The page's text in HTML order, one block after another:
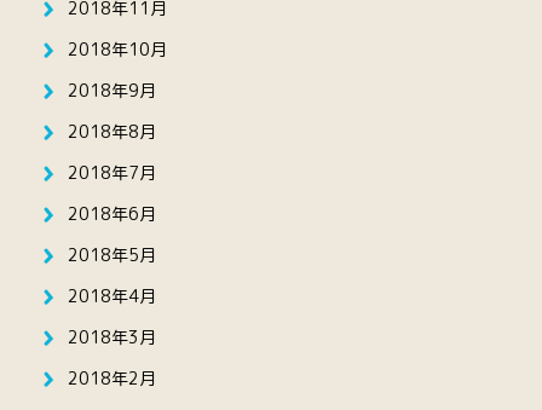
2018年11月
2018年10月
2018年9月
2018年8月
2018年7月
2018年6月
2018年5月
2018年4月
2018年3月
2018年2月